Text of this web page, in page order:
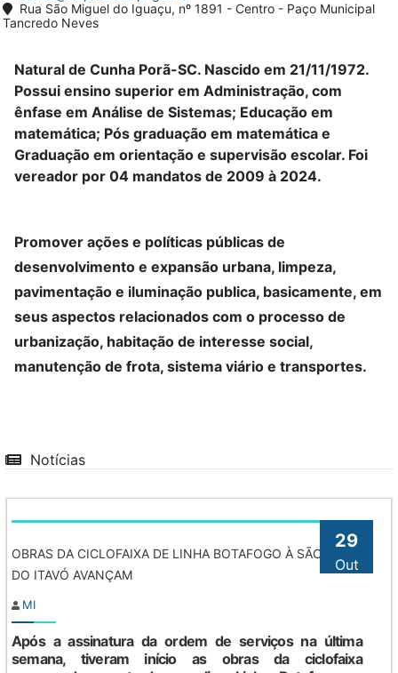
Rua São Miguel do Iguaçu, nº 1891 - Centro - Paço Municipal
Tancredo Neves
Natural de Cunha Porã-SC. Nascido em 21/11/1972.
Possui ensino superior em Administração, com
ênfase em Análise de Sistemas; Educação em
matemática; Pós graduação em matemática e
Graduação em orientação e supervisão escolar. Foi
vereador por 04 mandatos de 2009 à 2024.
Promover ações e políticas públicas de
desenvolvimento e expansão urbana, limpeza,
pavimentação e iluminação publica, basicamente, em
seus aspectos relacionados com o processo de
urbanização, habitação de interesse social,
manutenção de frota, sistema viário e transportes.
Notícias
29
Out
OBRAS DA CICLOFAIXA DE LINHA BOTAFOGO À SÃO JOSÉ
DO ITAVÓ AVANÇAM
MI
Após a assinatura da ordem de serviços na última
semana, tiveram início as obras da ciclofaixa